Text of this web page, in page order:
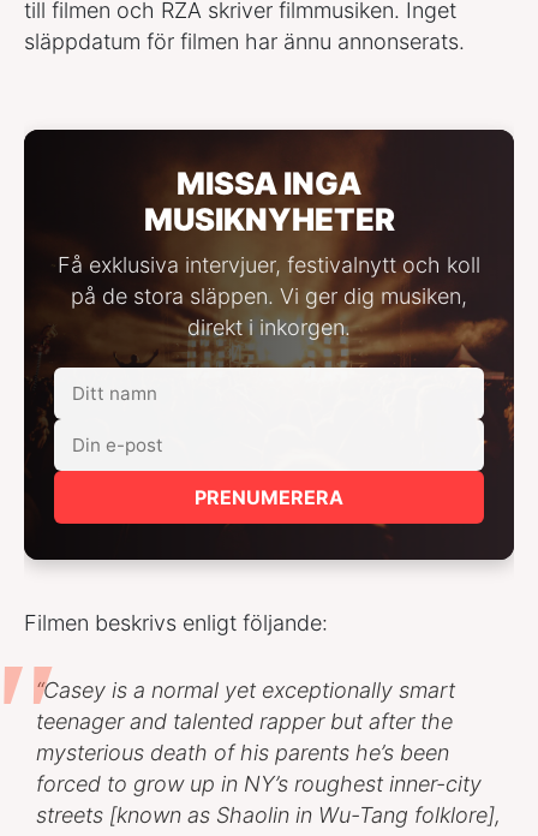
till filmen och RZA skriver filmmusiken. Inget
släppdatum för filmen har ännu annonserats.
MISSA INGA
MUSIKNYHETER
Få exklusiva intervjuer, festivalnytt och koll
på de stora släppen. Vi ger dig musiken,
direkt i inkorgen.
PRENUMERERA
Filmen beskrivs enligt följande:
“Casey is a normal yet exceptionally smart
teenager and talented rapper but after the
mysterious death of his parents he’s been
forced to grow up in NY’s roughest inner-city
streets [known as Shaolin in Wu-Tang folklore],